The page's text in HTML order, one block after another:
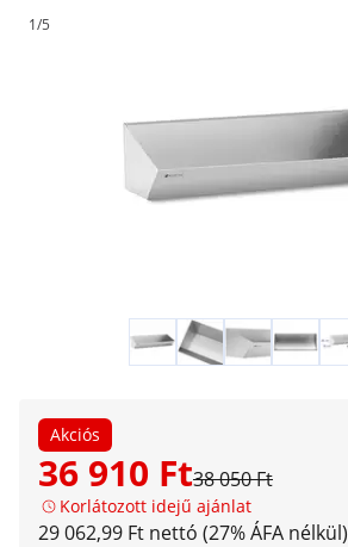
1/5
Akciós
36 910 Ft38 050 Ft
Korlátozott idejű ajánlat
29 062,99 Ft nettó (27% ÁFA nélkül)